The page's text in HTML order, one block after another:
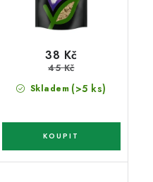
Skladem (>5 ks)
38 Kč
45 Kč